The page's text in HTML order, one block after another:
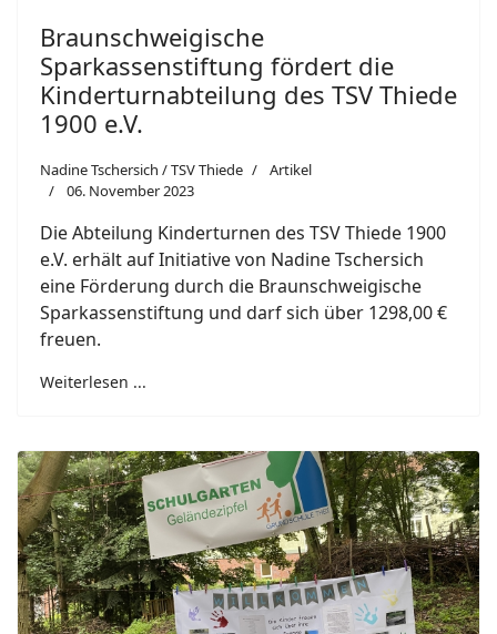
Braunschweigische
Sparkassenstiftung fördert die
Kinderturnabteilung des TSV Thiede
1900 e.V.
Nadine Tschersich / TSV Thiede
Artikel
06. November 2023
Die Abteilung Kinderturnen des TSV Thiede 1900
e.V. erhält auf Initiative von Nadine Tschersich
eine Förderung durch die Braunschweigische
Sparkassenstiftung und darf sich über 1298,00 €
freuen.
Weiterlesen ...